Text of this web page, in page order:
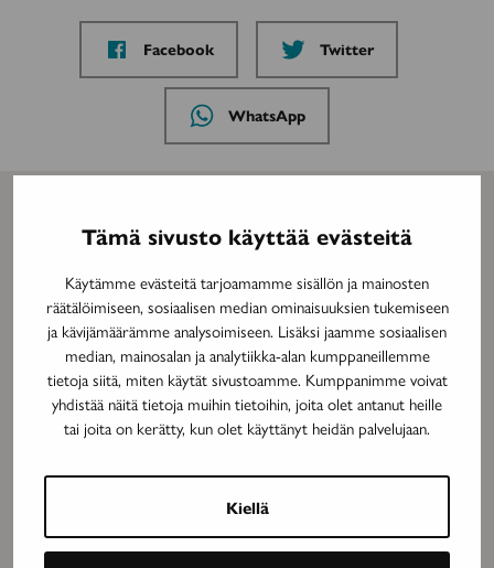
Tämä sivusto käyttää evästeitä
Käytämme evästeitä tarjoamamme sisällön ja mainosten
räätälöimiseen, sosiaalisen median ominaisuuksien tukemiseen
ja kävijämäärämme analysoimiseen. Lisäksi jaamme sosiaalisen
median, mainosalan ja analytiikka-alan kumppaneillemme
tietoja siitä, miten käytät sivustoamme. Kumppanimme voivat
yhdistää näitä tietoja muihin tietoihin, joita olet antanut heille
tai joita on kerätty, kun olet käyttänyt heidän palvelujaan.
Kiellä
Jaa
sivu
palvelussa
Facebook
Jaa
sivu
palvelussa
Twitter
Jaa
sivu
WhatsApp
MAINOS